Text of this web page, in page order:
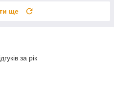
ще
за рік